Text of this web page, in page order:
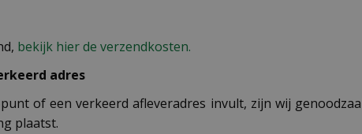
bekijk hier de verzendkosten.
adres
of een verkeerd afleveradres invult, zijn wij
plaatst.